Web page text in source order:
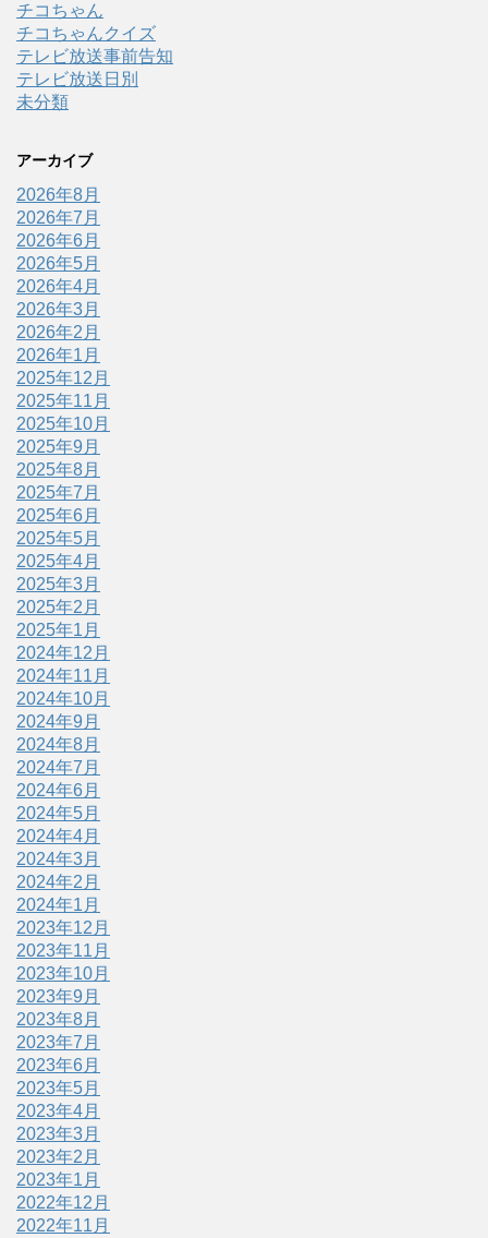
チコちゃん
チコちゃんクイズ
テレビ放送事前告知
テレビ放送日別
未分類
アーカイブ
2026年8月
2026年7月
2026年6月
2026年5月
2026年4月
2026年3月
2026年2月
2026年1月
2025年12月
2025年11月
2025年10月
2025年9月
2025年8月
2025年7月
2025年6月
2025年5月
2025年4月
2025年3月
2025年2月
2025年1月
2024年12月
2024年11月
2024年10月
2024年9月
2024年8月
2024年7月
2024年6月
2024年5月
2024年4月
2024年3月
2024年2月
2024年1月
2023年12月
2023年11月
2023年10月
2023年9月
2023年8月
2023年7月
2023年6月
2023年5月
2023年4月
2023年3月
2023年2月
2023年1月
2022年12月
2022年11月